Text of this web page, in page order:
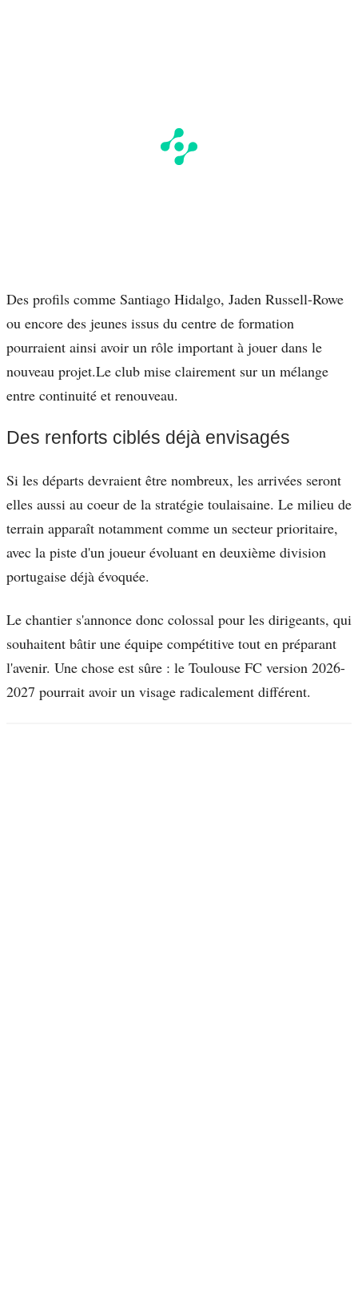
Des profils comme Santiago Hidalgo, Jaden Russell-Rowe
ou encore des jeunes issus du centre de formation
pourraient ainsi avoir un rôle important à jouer dans le
nouveau projet.Le club mise clairement sur un mélange
entre continuité et renouveau.
Des renforts ciblés déjà envisagés
Si les départs devraient être nombreux, les arrivées seront
elles aussi au coeur de la stratégie toulaisaine. Le milieu de
terrain apparaît notamment comme un secteur prioritaire,
avec la piste d'un joueur évoluant en deuxième division
portugaise déjà évoquée.
Le chantier s'annonce donc colossal pour les dirigeants, qui
souhaitent bâtir une équipe compétitive tout en préparant
l'avenir. Une chose est sûre : le Toulouse FC version 2026-
2027 pourrait avoir un visage radicalement différent.